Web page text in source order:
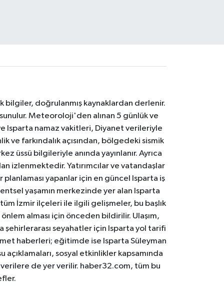
bilgiler, doğrulanmış kaynaklardan derlenir.
Meteoroloji'den alınan 5 günlük ve
Isparta namaz vakitleri, Diyanet verileriyle
ve farkındalık açısından, bölgedeki sismik
üssü bilgileriyle anında yayınlanır. Ayrıca
izlenmektedir. Yatırımcılar ve vatandaşlar
planlaması yapanlar için en güncel Isparta iş
yaşamın merkezinde yer alan Isparta
tüm İzmir ilçeleri ile ilgili gelişmeler, bu başlık
alması için önceden bildirilir. Ulaşım,
şehirlerarası seyahatler için Isparta yol tarifi
haberleri; eğitimde ise Isparta Süleyman
sosyal etkinlikler kapsamında
de yer verilir. haber32.com, tüm bu